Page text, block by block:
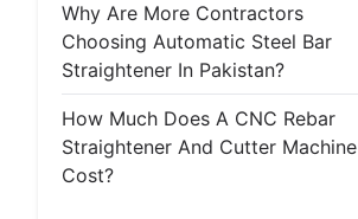
Why Are More Contractors
Choosing Automatic Steel Bar
Straightener In Pakistan?
How Much Does A CNC Rebar
Straightener And Cutter Machine
Cost?